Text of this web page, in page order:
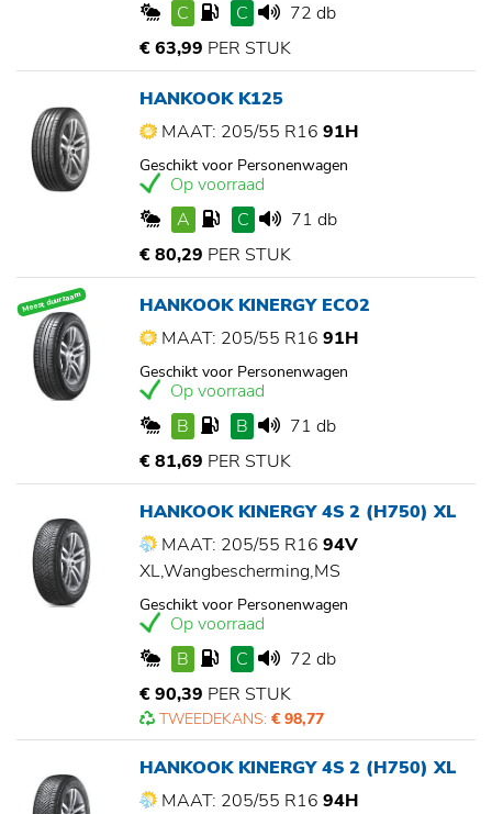
C
C
72 db
€ 63,99 PER STUK
HANKOOK K125
MAAT: 205/55 R16 91H
Geschikt voor Personenwagen
Op voorraad
A
C
71 db
€ 80,29 PER STUK
Meest duurzaam
HANKOOK KINERGY ECO2
MAAT: 205/55 R16 91H
Geschikt voor Personenwagen
Op voorraad
B
B
71 db
€ 81,69 PER STUK
HANKOOK KINERGY 4S 2 (H750) XL
MAAT: 205/55 R16 94V
XL,Wangbescherming,MS
Geschikt voor Personenwagen
Op voorraad
B
C
72 db
€ 90,39 PER STUK
TWEEDEKANS: € 98,77
HANKOOK KINERGY 4S 2 (H750) XL
MAAT: 205/55 R16 94H